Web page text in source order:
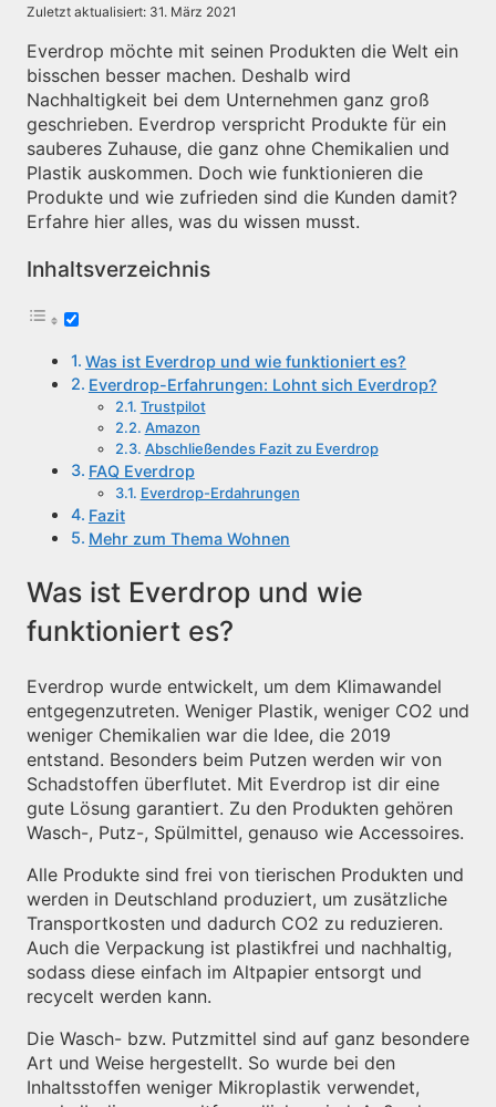
Zuletzt aktualisiert: 31. März 2021
Everdrop möchte mit seinen Produkten die Welt ein
bisschen besser machen. Deshalb wird
Nachhaltigkeit bei dem Unternehmen ganz groß
geschrieben. Everdrop verspricht Produkte für ein
sauberes Zuhause, die ganz ohne Chemikalien und
Plastik auskommen. Doch wie funktionieren die
Produkte und wie zufrieden sind die Kunden damit?
Erfahre hier alles, was du wissen musst.
Inhaltsverzeichnis
Was ist Everdrop und wie funktioniert es?
Everdrop-Erfahrungen: Lohnt sich Everdrop?
Trustpilot
Amazon
Abschließendes Fazit zu Everdrop
FAQ Everdrop
Everdrop-Erdahrungen
Fazit
Mehr zum Thema Wohnen
Was ist Everdrop und wie
funktioniert es?
Everdrop wurde entwickelt, um dem Klimawandel
entgegenzutreten. Weniger Plastik, weniger CO2 und
weniger Chemikalien war die Idee, die 2019
entstand. Besonders beim Putzen werden wir von
Schadstoffen überflutet. Mit Everdrop ist dir eine
gute Lösung garantiert. Zu den Produkten gehören
Wasch-, Putz-, Spülmittel, genauso wie Accessoires.
Alle Produkte sind frei von tierischen Produkten und
werden in Deutschland produziert, um zusätzliche
Transportkosten und dadurch CO2 zu reduzieren.
Auch die Verpackung ist plastikfrei und nachhaltig,
sodass diese einfach im Altpapier entsorgt und
recycelt werden kann.
Die Wasch- bzw. Putzmittel sind auf ganz besondere
Art und Weise hergestellt. So wurde bei den
Inhaltsstoffen weniger Mikroplastik verwendet,